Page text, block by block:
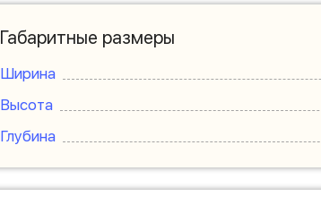
Габаритные размеры
Ширина
Высота
Глубина